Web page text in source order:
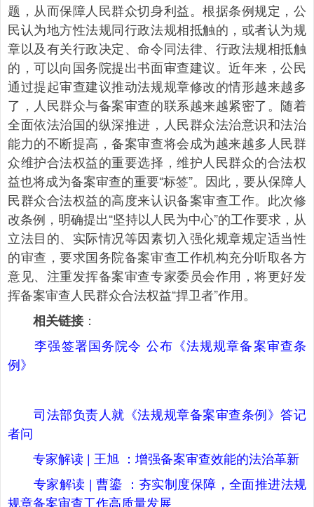
题，从而保障人民群众切身利益。根据条例规定，公
民认为地方性法规同行政法规相抵触的，或者认为规
章以及有关行政决定、命令同法律、行政法规相抵触
的，可以向国务院提出书面审查建议。近年来，公民
通过提起审查建议推动法规规章修改的情形越来越多
了，人民群众与备案审查的联系越来越紧密了。随着
全面依法治国的纵深推进，人民群众法治意识和法治
能力的不断提高，备案审查将会成为越来越多人民群
众维护合法权益的重要选择，维护人民群众的合法权
益也将成为备案审查的重要“标签”。因此，要从保障人
民群众合法权益的高度来认识备案审查工作。此次修
改条例，明确提出“坚持以人民为中心”的工作要求，从
立法目的、实际情况等因素切入强化规章规定适当性
的审查，要求国务院备案审查工作机构充分听取各方
意见、注重发挥备案审查专家委员会作用，将更好发
挥备案审查人民群众合法权益“捍卫者”作用。
相关链接：
李强签署国务院令 公布《法规规章备案审查条
例》
司法部负责人就《法规规章备案审查条例》答记
者问
专家解读 | 王旭 ：增强备案审查效能的法治革新
专家解读 | 曹鎏 ：夯实制度保障，全面推进法规
规章备案审查工作高质量发展